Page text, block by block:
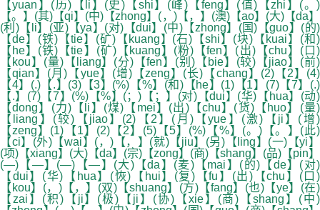
【yuan】(历)【li】(史)【shi】(峰)【feng】(值)【zhi】(。)
【。】(其)【qi】(中)【zhong】(，)【，】(澳)【ao】(大)【da】
(利)【li】(亚)【ya】(对)【dui】(中)【zhong】(国)【guo】(的)
【de】(铁)【tie】(矿)【kuang】(石)【shi】(块)【kuai】(和)
【he】(铁)【tie】(矿)【kuang】(粉)【fen】(出)【chu】(口)
【kou】(量)【liang】(分)【fen】(别)【bie】(较)【jiao】(前)
【qian】(月)【yue】(增)【zeng】(长)【chang】(2)【2】(4)
【4】(.)【.】(3)【3】(%)【%】(和)【he】(1)【1】(7)【7】(.)
【.】(7)【7】(%)【%】(；)【；】(对)【dui】(华)【hua】(动)
【dong】(力)【li】(煤)【mei】(出)【chu】(货)【huo】(量)
【liang】(较)【jiao】(2)【2】(月)【yue】(激)【ji】(增)
【zeng】(1)【1】(2)【2】(5)【5】(%)【%】(。)【。】(此)
【ci】(外)【wai】(，)【，】(就)【jiu】(另)【ling】(一)【yi】
(项)【xiang】(大)【da】(宗)【zong】(商)【shang】(品)【pin】
(—)【—】(—)【—】(大)【da】(麦)【mai】(的)【de】(对)
【dui】(华)【hua】(恢)【hui】(复)【fu】(出)【chu】(口)
【kou】(，)【，】(双)【shuang】(方)【fang】(也)【ye】(在)
【zai】(积)【ji】(极)【ji】(协)【xie】(商)【shang】(中)